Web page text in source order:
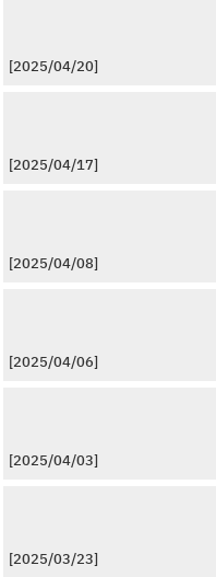
[2025/04/20]
[2025/04/17]
[2025/04/08]
[2025/04/06]
[2025/04/03]
[2025/03/23]